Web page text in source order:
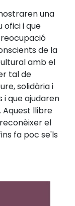
una
ofici i que
de la
amb el
tal de
solidària i
que ajudaren
Aquest llibre
el
fa poc se'ls